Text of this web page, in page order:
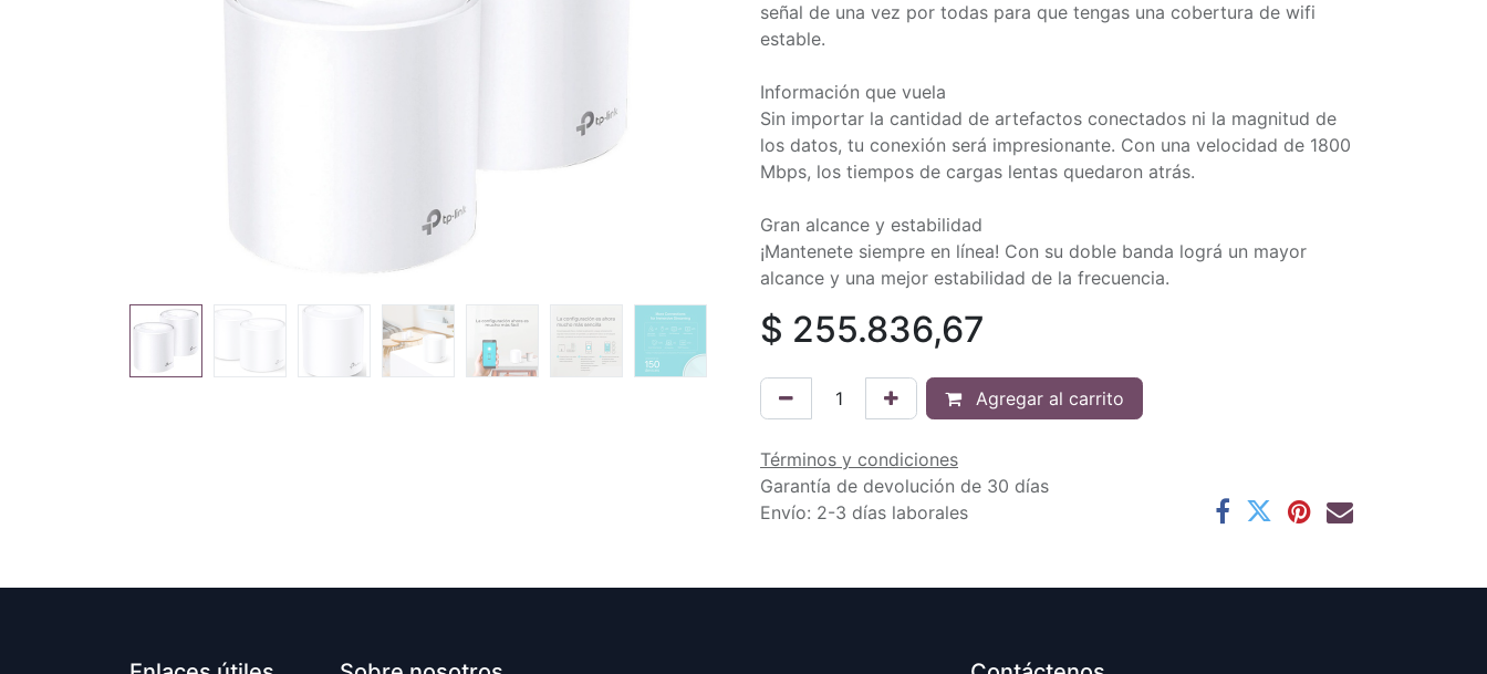
señal de una vez por todas para que tengas una cobertura de wifi
estable.
Información que vuela
Sin importar la cantidad de artefactos conectados ni la magnitud de
los datos, tu conexión será impresionante. Con una velocidad de 1800
Mbps, los tiempos de cargas lentas quedaron atrás.
Gran alcance y estabilidad
¡Mantenete siempre en línea! Con su doble banda lográ un mayor
alcance y una mejor estabilidad de la frecuencia.
$ 255.836,67
Agregar al carrito
Términos y condiciones
Garantía de devolución de 30 días
Envío: 2-3 días laborales